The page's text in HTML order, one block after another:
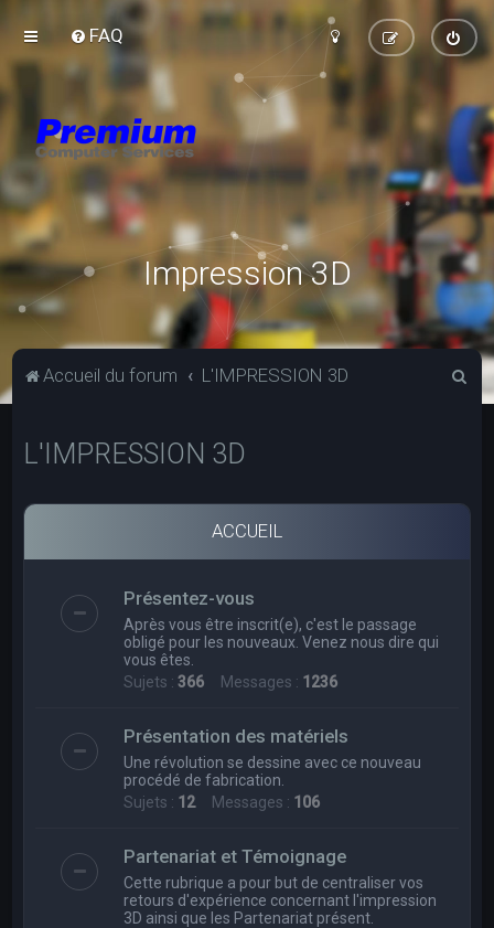
FAQ
Impression 3D
Accueil du forum L'IMPRESSION 3D
L'IMPRESSION 3D
ACCUEIL
Présentez-vous
Après vous être inscrit(e), c'est le passage
obligé pour les nouveaux. Venez nous dire qui
vous êtes.
Sujets :366 Messages : 1236
Présentation des matériels
Une révolution se dessine avec ce nouveau
procédé de fabrication.
Sujets : 12Messages : 106
Partenariat et Témoignage
Cette rubrique a pour but de centraliser vos
retours d'expérience concernant l'impression
3D ainsi que les Partenariat présent.